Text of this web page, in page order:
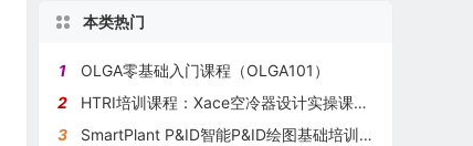
本类热门
1
OLGA零基础入门课程（OLGA101）
2
HTRI培训课程：Xace空冷器设计实操课程（HTRI101）
3
SmartPlant P&ID智能P&ID绘图基础培训（SPPID101）